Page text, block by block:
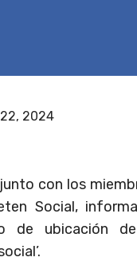
2024
con los
Social,
de ubicación